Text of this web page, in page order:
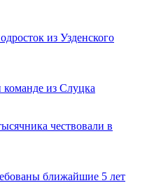
из Узденского
из Слуцка
чествовали в
ближайшие 5 лет